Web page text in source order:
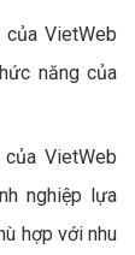
VietWeb
năng của
VietWeb
nghiệp lựa
hợp với nhu